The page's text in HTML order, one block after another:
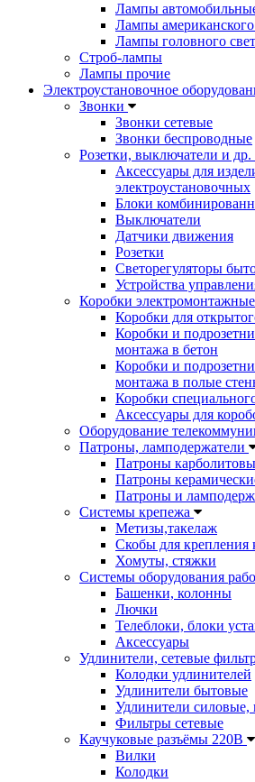
Лампы
Лампы
Лампы головного
Строб-лампы
Лампы прочие
Электроустановочное
Звонки
Звонки сетевые
Звонки беспроводные
Розетки, выключатели и др.
Аксессуары для
электроустановочных
Блоки
Выключатели
Датчики движения
Розетки
Светорегуляторы
Устройства
Коробки электромонтажные
Коробки для
Коробки и
монтажа в бетон
Коробки и
монтажа в полые
Коробки
Аксессуары для
Оборудование
Патроны, ламподержатели
Патроны
Патроны
Патроны и
Системы крепежа
Метизы,такелаж
Скобы для крепления
Хомуты, стяжки
Системы оборудования
Башенки, колонны
Лючки
Телеблоки, блоки
Аксессуары
Удлинители, сетевые
Колодки удлинителей
Удлинители бытовые
Удлинители
Фильтры сетевые
Каучуковые разъёмы 220В
Вилки
Колодки